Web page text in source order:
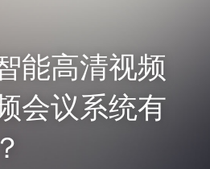
会议引擎 M800S-M
（VW-200）
（SMC-100）
端 (M700)
（M30）
（M800）
头 能高清视频
会议系统有